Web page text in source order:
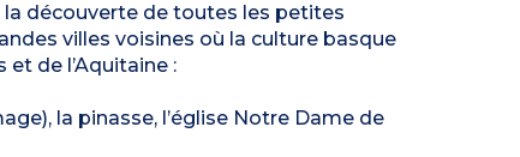
la découverte de toutes les petites
villes voisines où la culture basque
et de l’Aquitaine :
la pinasse, l’église Notre Dame de